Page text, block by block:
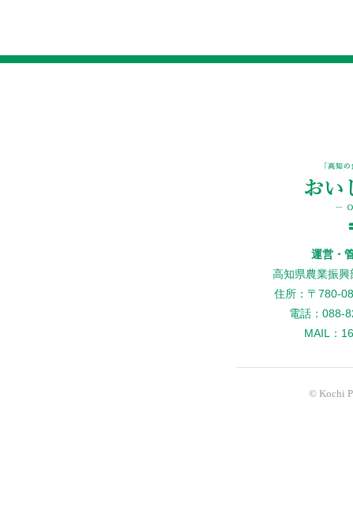
運営・
高知県農業振
住所：〒780-
電話：088-
MAIL：
© Kochi